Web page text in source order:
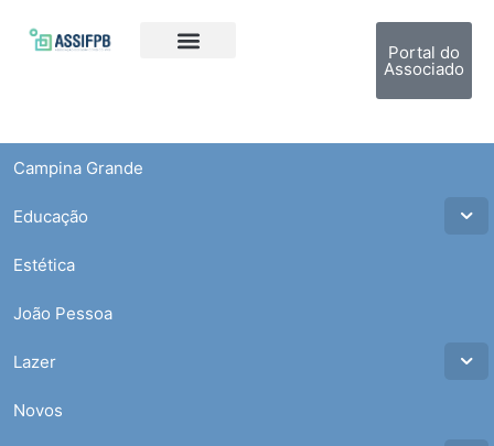
Portal do
Associado
Campina Grande
Educação
Estética
João Pessoa
Lazer
Novos